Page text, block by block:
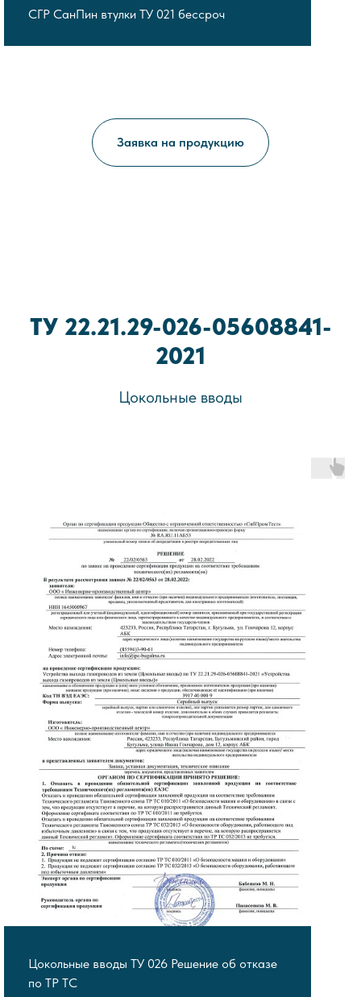
СГР СанПин втулки ТУ 021 бессроч
Заявка на продукцию
ТУ 22.21.29-026-05608841-
2021
Цокольные вводы
Цокольные вводы ТУ 026 Решение об отказе
по ТР ТС